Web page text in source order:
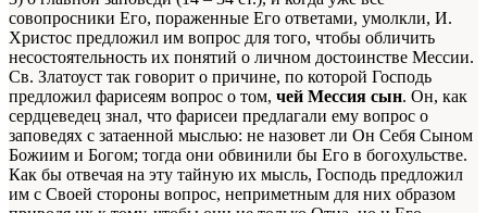
совопросники Его, пораженные Его ответами, умолкли, И.
Христос предложил им вопрос для того, чтобы обличить
несостоятельность их понятий о личном достоинстве Мессии.
Св. Златоуст так говорит о причине, по которой Господь
предложил фарисеям вопрос о том, чей Мессия сын. Он, как
сердцеведец знал, что фарисеи предлагали ему вопрос о
заповедях с затаенной мыслью: не назовет ли Он Себя Сыном
Божиим и Богом; тогда они обвинили бы Его в богохульстве.
Как бы отвечая на эту тайную их мысль, Господь предложил
им с Своей стороны вопрос, неприметным для них образом